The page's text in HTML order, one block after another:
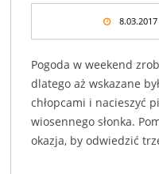
8.03.2017
Pogoda w weekend
dlatego aż wskazane
chłopcami i nacieszyć
wiosennego słonka.
okazja, by odwiedzić